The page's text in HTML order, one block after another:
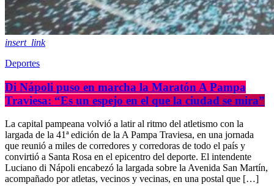
insert_link
Deportes
Di Nápoli puso en marcha la Maratón A Pampa
Traviesa: “Es un espejo en el que la ciudad se mira”
La capital pampeana volvió a latir al ritmo del atletismo con la
largada de la 41ª edición de la A Pampa Traviesa, en una jornada
que reunió a miles de corredores y corredoras de todo el país y
convirtió a Santa Rosa en el epicentro del deporte. El intendente
Luciano di Nápoli encabezó la largada sobre la Avenida San Martín,
acompañado por atletas, vecinos y vecinas, en una postal que […]